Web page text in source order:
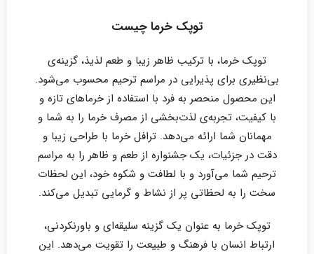
توپک خرما چیست
توپک خرما، با ترکیب ظاهر زیبا و طعم لذیذ، گزینه‌ی
بی‌نظیری برای پذیرایی در مراسم ترحیم محسوب می‌شود.
این محصول منحصر به فرد با استفاده از خرماهای تازه و
با کیفیت، تجربه‌ی لذت‌بخشی از مصرف خرما را به شما و
مهمانان شما ارائه می‌دهد. ترافل خرما با طراحی زیبا و
دقت در جزئیات، یک جشنواره از طعم و ظاهر را به مراسم
ترحیم شما می‌آورد و با لطافت و شکوه خود، این لحظات
سخت را به لحظاتی پر از نشاط و گرمایی تبدیل می‌کند.
توپک خرما به عنوان یک گزینه سلیقه‌ای و باورنکردنی،
ارتباط انسان با فرهنگ و طبیعت را تقویت می‌دهد. این